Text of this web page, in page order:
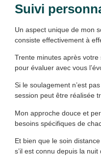
Suivi
Un aspect unique de mon
consiste effectivement à
Trente minutes après
pour évaluer avec vous
Si le soulagement n’est
session peut être réalisée
Mon approche douce et
besoins spécifiques de
Et bien que le soin
s’il est connu depuis la